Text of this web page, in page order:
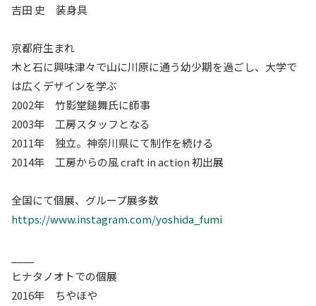
吉田 史 装身具
京都府生まれ
木と石に興味津々で山に川原に通う幼少期を過ごし、大学で
は広くデザインを学ぶ
2002年 竹影堂鎚舞氏に師事
2003年 工房スタッフとなる
2011年 独立。神奈川県にて制作を続ける
2014年 工房からの風 craft in action 初出展
全国にて個展、グループ展多数
https://www.instagram.com/yoshida_fumi
ヒナタノオトでの個展
2016年 ちやほや